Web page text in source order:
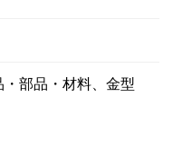
部品・材料、金型